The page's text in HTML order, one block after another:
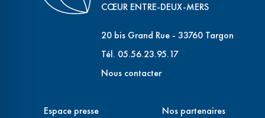
CŒUR ENTRE-DEUX-MERS
20 bis Grand Rue - 33760 Targon
Tél. 05.56.23.95.17
Nous contacter
Espace presse Nos partenaires